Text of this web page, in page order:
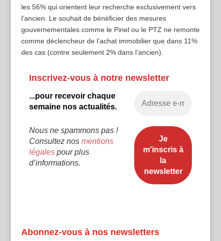
les 56% qui orientent leur recherche exclusivement vers
l’ancien. Le souhait de bénéficier des mesures
gouvernementales comme le Pinel ou le PTZ ne remonte
comme déclencheur de l’achat immobilier que dans 11%
des cas (contre seulement 2% dans l’ancien).
Inscrivez-vous à notre newsletter
...pour recevoir chaque
semaine nos actualités.
Nous ne spammons pas !
Consultez nos mentions
légalespour plus
d’informations.
Abonnez-vous à nos newsletters